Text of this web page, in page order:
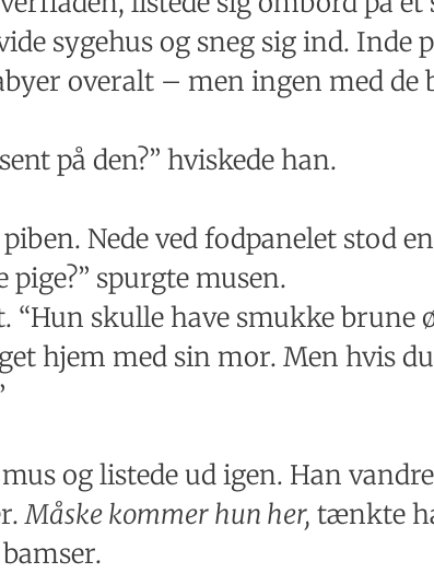
sygehus og sneg sig ind. Inde
overalt – men ingen med de
på den?” hviskede han.
Nede ved fodpanelet stod
spurgte musen.
“Hun skulle have smukke brune
hjem med sin mor. Men hvis
og listede ud igen. Han
Måske kommer hun her, tænkte